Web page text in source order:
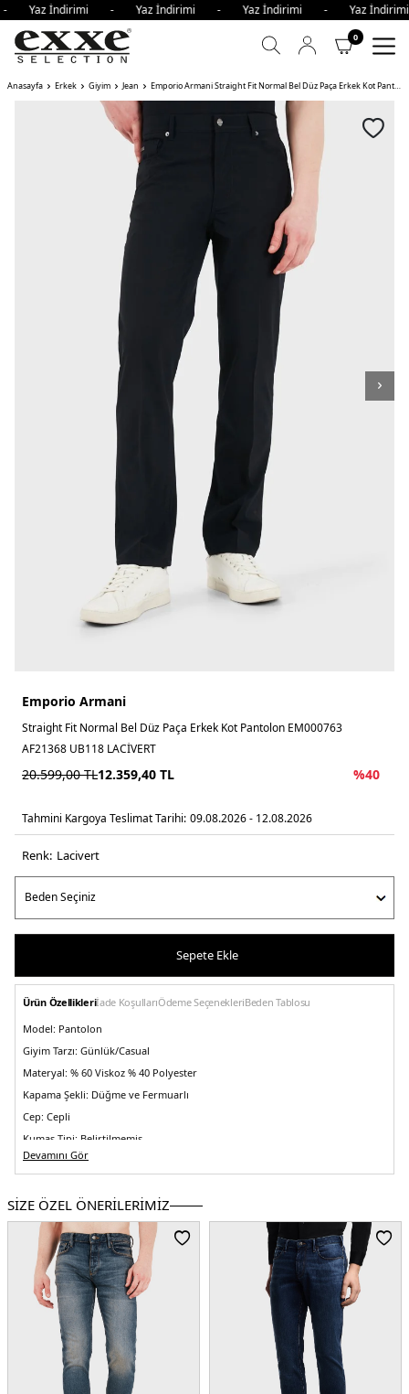
Yaz İndirimi - Yaz İndirimi - Yaz İndirimi - Yaz
0
Anasayfa Erkek Giyim Jean Emporio Armani Straight Fit Normal Bel Düz Paça Erkek Kot Pantolon
Emporio Armani
Straight Fit Normal Bel Düz Paça Erkek Kot Pantolon EM000763
AF21368 UB118 LACİVERT
20.599,00TL12.359,40 TL %40
Tahmini Kargoya Teslimat Tarihi: 09.08.2026 - 12.08.2026
Renk: laci̇vert
Sepete Ekle
Ürün Özellikleriİade KoşullarıÖdeme SeçenekleriBeden Tablosu
Model: Pantolon
Giyim Tarzı: Günlük/Casual
Materyal: % 60 Viskoz % 40 Polyester
Kapama Şekli: Düğme ve Fermuarlı
Cep: Cepli
Kumaş Tipi: Belirtilmemiş
Bel:Normal Bel
Paça Tipi:
Düz Paça
Kalıp Bilgisi:Straight Fit
Manken Bedeni:Boy : 1.90 cm / Göğüs : 108 cm / Bel : 85 cm / Basen : 100 cm
/ Beden : 33
Yaş Grubu: Yetişkin
Menşei: Çin
5DY1EM000763AF21368UB118.12
Devamını Gör
SİZE ÖZEL ÖNERİLERİMİZ